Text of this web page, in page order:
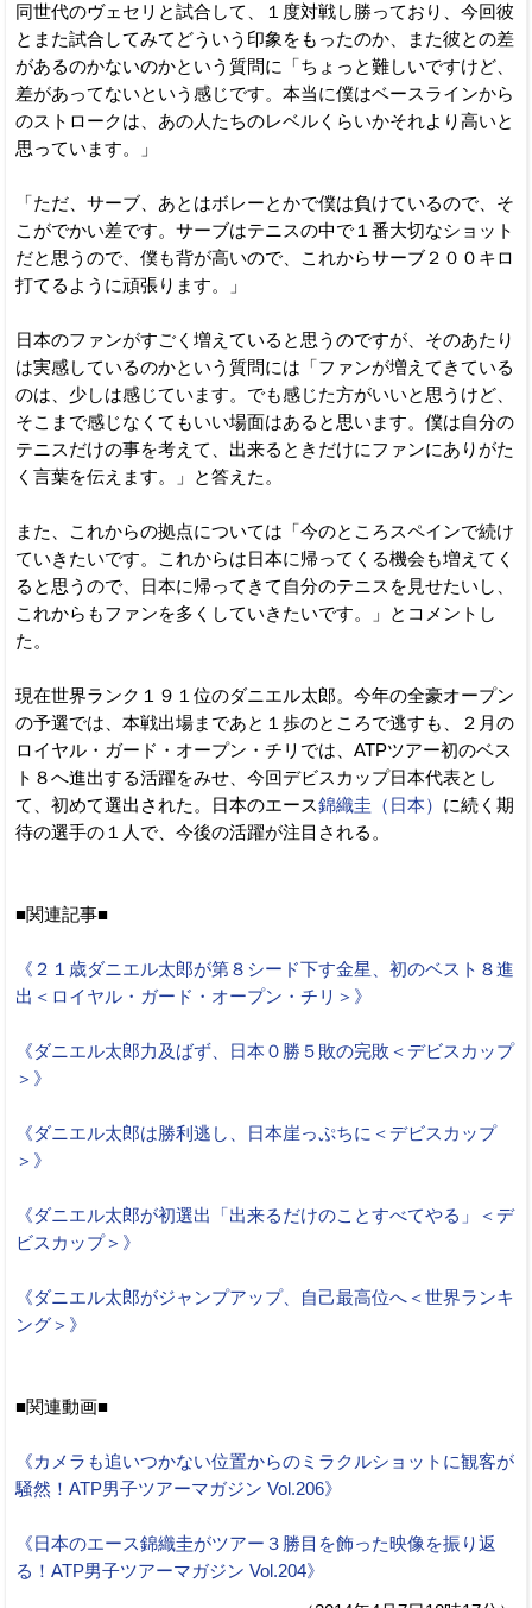
同世代のヴェセリと試合して、１度対戦し勝っており、今回彼
とまた試合してみてどういう印象をもったのか、また彼との差
があるのかないのかという質問に「ちょっと難しいですけど、
差があってないという感じです。本当に僕はベースラインから
のストロークは、あの人たちのレベルくらいかそれより高いと
思っています。」
「ただ、サーブ、あとはボレーとかで僕は負けているので、そ
こがでかい差です。サーブはテニスの中で１番大切なショット
だと思うので、僕も背が高いので、これからサーブ２００キロ
打てるように頑張ります。」
日本のファンがすごく増えていると思うのですが、そのあたり
は実感しているのかという質問には「ファンが増えてきている
のは、少しは感じています。でも感じた方がいいと思うけど、
そこまで感じなくてもいい場面はあると思います。僕は自分の
テニスだけの事を考えて、出来るときだけにファンにありがた
く言葉を伝えます。」と答えた。
また、これからの拠点については「今のところスペインで続け
ていきたいです。これからは日本に帰ってくる機会も増えてく
ると思うので、日本に帰ってきて自分のテニスを見せたいし、
これからもファンを多くしていきたいです。」とコメントし
た。
現在世界ランク１９１位のダニエル太郎。今年の全豪オープン
の予選では、本戦出場まであと１歩のところで逃すも、２月の
ロイヤル・ガード・オープン・チリでは、ATPツアー初のベス
ト８へ進出する活躍をみせ、今回デビスカップ日本代表とし
て、初めて選出された。日本のエース錦織圭（日本） に続く期
待の選手の１人で、今後の活躍が注目される。
■関連記事■
《２１歳ダニエル太郎が第８シード下す金星、初のベスト８進
出＜ロイヤル・ガード・オープン・チリ＞》
《ダニエル太郎力及ばず、日本０勝５敗の完敗＜デビスカップ
＞》
《ダニエル太郎は勝利逃し、日本崖っぷちに＜デビスカップ
＞》
《ダニエル太郎が初選出「出来るだけのことすべてやる」＜デ
ビスカップ＞》
《ダニエル太郎がジャンプアップ、自己最高位へ＜世界ランキ
ング＞》
■関連動画■
《カメラも追いつかない位置からのミラクルショットに観客が
騒然！ATP男子ツアーマガジン Vol.206》
《日本のエース錦織圭がツアー３勝目を飾った映像を振り返
る！ATP男子ツアーマガジン Vol.204》